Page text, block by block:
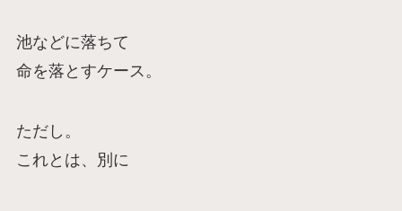
池などに落ちて
命を落とすケース。
ただし。
これとは、別に